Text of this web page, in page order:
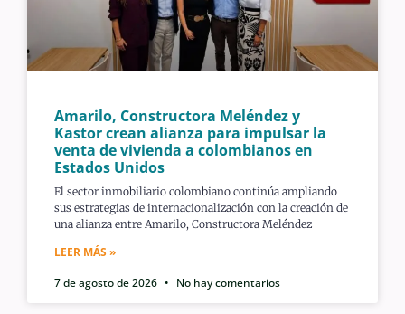
Amarilo, Constructora Meléndez y
Kastor crean alianza para impulsar la
venta de vivienda a colombianos en
Estados Unidos
El sector inmobiliario colombiano continúa ampliando
sus estrategias de internacionalización con la creación de
una alianza entre Amarilo, Constructora Meléndez
LEER MÁS »
7 de agosto de 2026
No hay comentarios